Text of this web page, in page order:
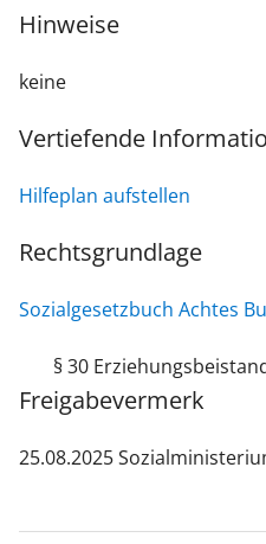
Hinweise
keine
Vertiefende
Hilfeplan aufstellen
Rechtsgrundlage
Sozialgesetzbuch Achtes
§ 30
Freigabevermerk
25.08.2025